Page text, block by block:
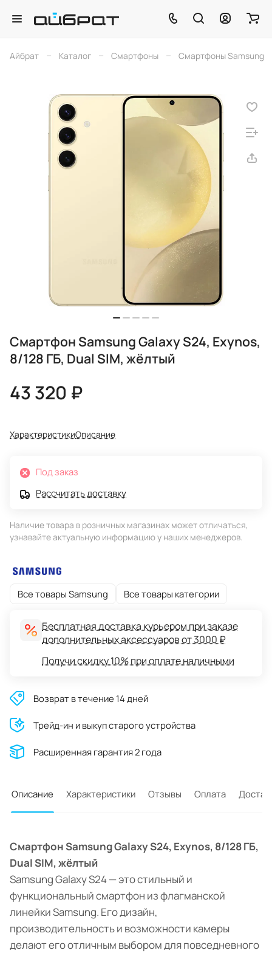
Айбрат – Каталог – Смартфоны – Смартфоны Samsung
Смартфон Samsung Galaxy S24, Exynos,
8/128 ГБ, Dual SIM, жёлтый
43 320 ₽
ХарактеристикиОписание
Под заказ
Рассчитать доставку
Наличие товара в розничных магазинах может отличаться,
узнавайте актуальную информацию у наших менеджеров.
Все товары Samsung Все товары категории
Бесплатная доставка курьером при заказе
дополнительных аксессуаров от 3000 ₽
Получи скидку 10% при оплате наличными
Возврат в течение 14 дней
Трейд-ин и выкуп старого устройства
Расширенная гарантия 2 года
Описание Характеристики Отзывы Оплата
Смартфон Samsung Galaxy S24, Exynos, 8/128 ГБ,
Dual SIM, жёлтый
Samsung Galaxy S24 — это стильный и
функциональный смартфон из флагманской
линейки Samsung. Его дизайн,
производительность и возможности камеры
делают его отличным выбором для повседневного